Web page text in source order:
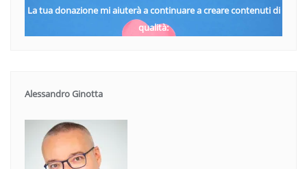
La tua donazione mi aiuterà a continuare a creare contenuti di
qualità:
Alessandro Ginotta